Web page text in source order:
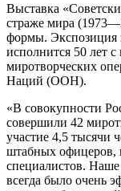
Выставка
страже мира
формы.
исполнится 50 лет с
миротворческих
Наций (ООН).
«В совокупности
совершили 42
участие 4,5 тысячи
штабных офицеров,
специалистов. Наше
всегда было очень